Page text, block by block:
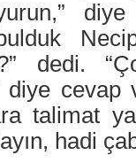
dedi.
diye
talimat
hadi